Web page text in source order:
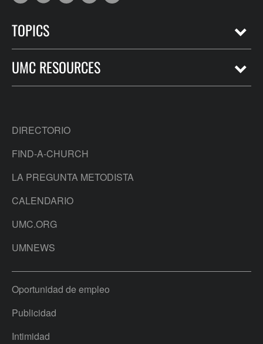
TOPICS
UMC RESOURCES
DIRECTORIO
FIND-A-CHURCH
LA PREGUNTA METODISTA
CALENDARIO
UMC.ORG
UMNEWS
Oportunidad de empleo
Publicidad
Intimidad